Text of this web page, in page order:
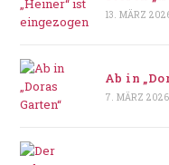
13. MÄRZ
Ab in
7. MÄRZ 2026